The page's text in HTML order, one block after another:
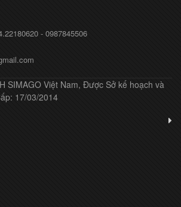
- 0987845506
SIMAGO Việt Nam, Được Sở kế hoạch và
17/03/2014